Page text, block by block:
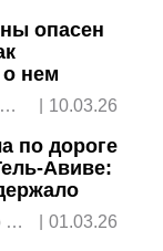
опасен
о нем
| 10.03.26
по дороге
Авиве:
01.03.26